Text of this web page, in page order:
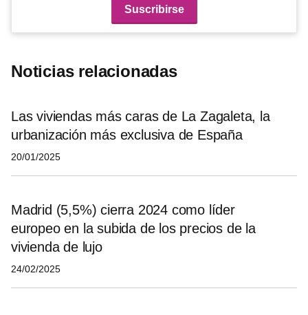
Noticias relacionadas
Las viviendas más caras de La Zagaleta, la
urbanización más exclusiva de España
20/01/2025
Madrid (5,5%) cierra 2024 como líder
europeo en la subida de los precios de la
vivienda de lujo
24/02/2025